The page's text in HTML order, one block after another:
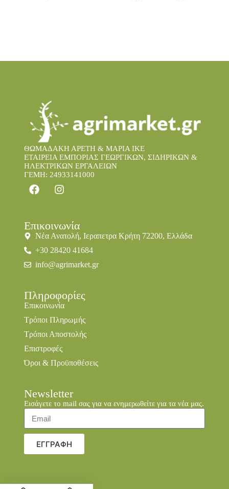
ΘΩΜΑΔΑΚΗ ΑΡΕΤΗ & ΜΑΡΙΑ IKE
ΕΤΑΙΡΕΙΑ ΕΜΠΟΡΙΑΣ ΓΕΩΡΓΙΚΩΝ, ΣΙΔΗΡΙΚΩΝ &
ΗΛΕΚΤΡΙΚΩΝ ΕΡΓΑΛΕΙΩΝ
ΓΕΜΗ: 24933141000
Επικοινωνία
Νέα Ανατολή, Ιεραπετρα Κρήτη 72200, Ελλάδα
+30 28420 41684
info@agrimarket.gr
Πληροφορίες
Επικοινωνία
Τρόποι Πληρωμής
Τρόποι Αποστολής
Επιστροφές
Όροι & Προϋποθέσεις
Newsletter
Εισάγετε το mail σας για να ενημερωθείτε για τα νέα μας.
ΕΓΓΡΑΦΗ